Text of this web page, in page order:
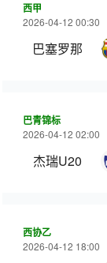
西甲
2026-04-12 00:30
巴塞罗那
巴青锦标
2026-04-12 02:00
杰瑞U20
西协乙
2026-04-12 18:00